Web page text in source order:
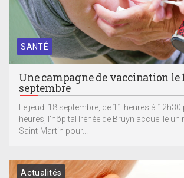
SANTÉ
Une campagne de vaccination le
septembre
Le jeudi 18 septembre, de 11 heures à 12h30
heures, l’hôpital Irénée de Bruyn accueille un
Saint-Martin pour...
Actualités